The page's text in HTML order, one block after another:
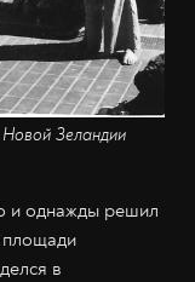
Зеландии
и однажды решил
площади
в